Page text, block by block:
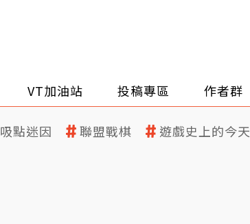
VT加油站 投稿專區 作者群
吸點迷因 聯盟戰棋 遊戲史上的今天